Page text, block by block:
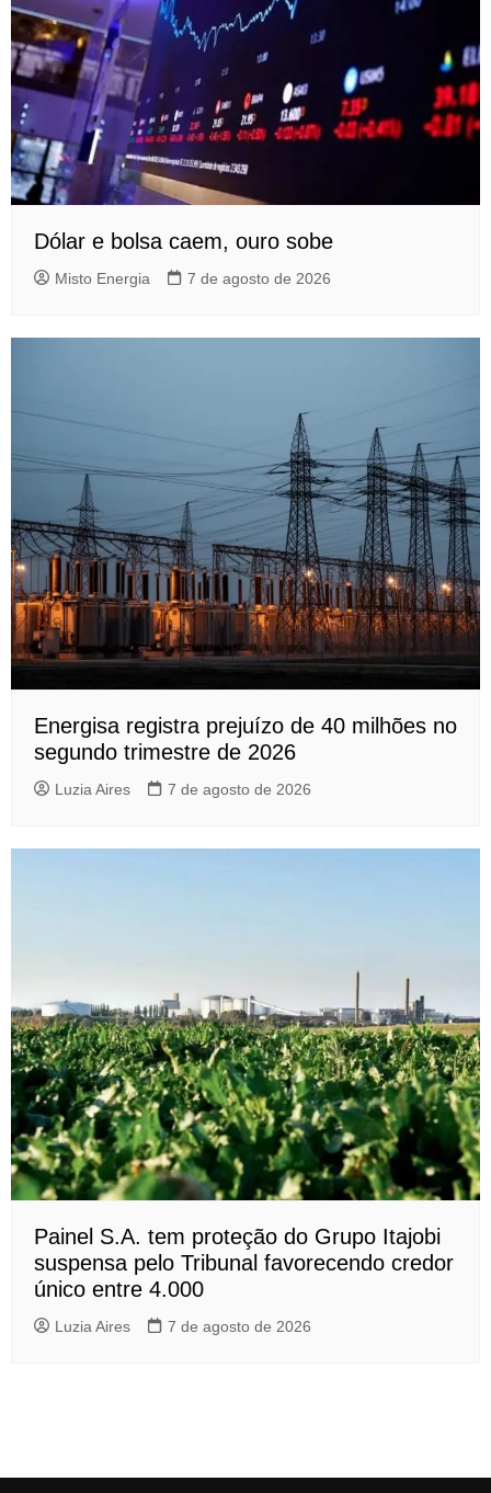
Dólar e bolsa caem, ouro sobe
Misto Energia 7 de agosto de 2026
Energisa registra prejuízo de 40 milhões no
segundo trimestre de 2026
Luzia Aires 7 de agosto de 2026
Painel S.A. tem proteção do Grupo Itajobi
suspensa pelo Tribunal favorecendo credor
único entre 4.000
Luzia Aires 7 de agosto de 2026